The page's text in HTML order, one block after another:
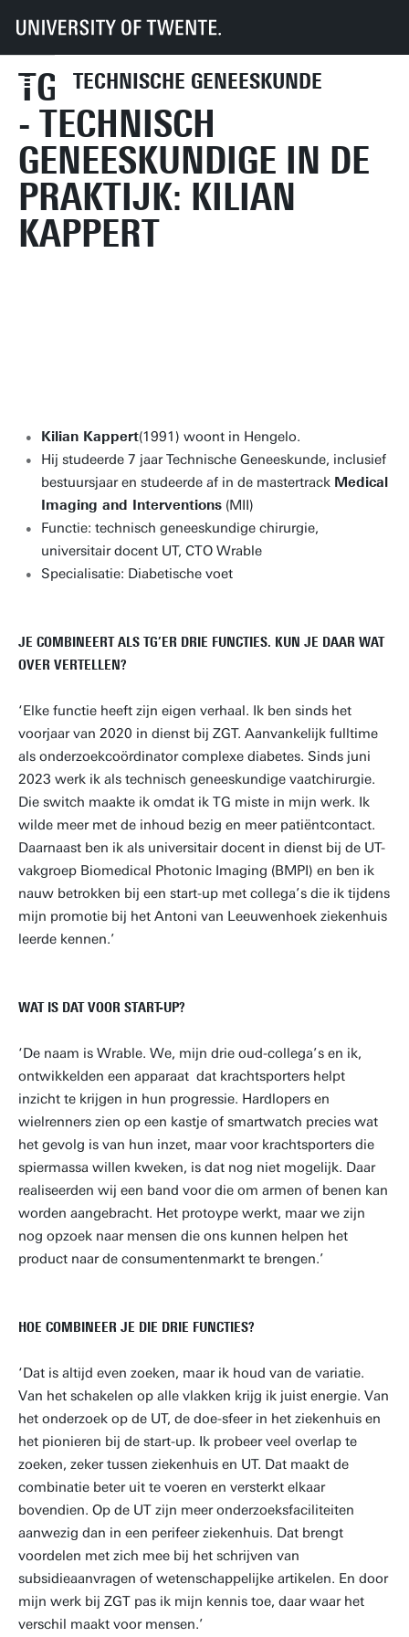
TECHNISCHE GENEESKUNDE
UT Onderwijs Studenteninformatie
Technische Geneeskunde
TG'ers in de praktijk
TG'ERS IN DE PRAKTIJK
- TECHNISCH
GENEESKUNDIGE IN DE
PRAKTIJK: KILIAN
KAPPERT
Kilian Kappert(1991) woont in Hengelo.
Hij studeerde 7 jaar Technische Geneeskunde, inclusief
bestuursjaar en studeerde af in de mastertrack Medical
Imaging and Interventions (MII)
Functie: technisch geneeskundige chirurgie,
universitair docent UT, CTO Wrable
Specialisatie: Diabetische voet
JE COMBINEERT ALS TG’ER DRIE FUNCTIES. KUN JE DAAR WAT
OVER VERTELLEN?
‘Elke functie heeft zijn eigen verhaal. Ik ben sinds het
voorjaar van 2020 in dienst bij ZGT. Aanvankelijk fulltime
als onderzoekcoördinator complexe diabetes. Sinds juni
2023 werk ik als technisch geneeskundige vaatchirurgie.
Die switch maakte ik omdat ik TG miste in mijn werk. Ik
wilde meer met de inhoud bezig en meer patiëntcontact.
Daarnaast ben ik als universitair docent in dienst bij de UT-
vakgroep Biomedical Photonic Imaging (BMPI) en ben ik
nauw betrokken bij een start-up met collega’s die ik tijdens
mijn promotie bij het Antoni van Leeuwenhoek ziekenhuis
leerde kennen.’
WAT IS DAT VOOR START-UP?
‘De naam is Wrable. We, mijn drie oud-collega’s en ik,
ontwikkelden een apparaat dat krachtsporters helpt
inzicht te krijgen in hun progressie. Hardlopers en
wielrenners zien op een kastje of smartwatch precies wat
het gevolg is van hun inzet, maar voor krachtsporters die
spiermassa willen kweken, is dat nog niet mogelijk. Daar
realiseerden wij een band voor die om armen of benen kan
worden aangebracht. Het protoype werkt, maar we zijn
nog opzoek naar mensen die ons kunnen helpen het
product naar de consumentenmarkt te brengen.’
HOE COMBINEER JE DIE DRIE FUNCTIES?
‘Dat is altijd even zoeken, maar ik houd van de variatie.
Van het schakelen op alle vlakken krijg ik juist energie. Van
het onderzoek op de UT, de doe-sfeer in het ziekenhuis en
het pionieren bij de start-up. Ik probeer veel overlap te
zoeken, zeker tussen ziekenhuis en UT. Dat maakt de
combinatie beter uit te voeren en versterkt elkaar
bovendien. Op de UT zijn meer onderzoeksfaciliteiten
aanwezig dan in een perifeer ziekenhuis. Dat brengt
voordelen met zich mee bij het schrijven van
subsidieaanvragen of wetenschappelijke artikelen. En door
mijn werk bij ZGT pas ik mijn kennis toe, daar waar het
verschil maakt voor mensen.’